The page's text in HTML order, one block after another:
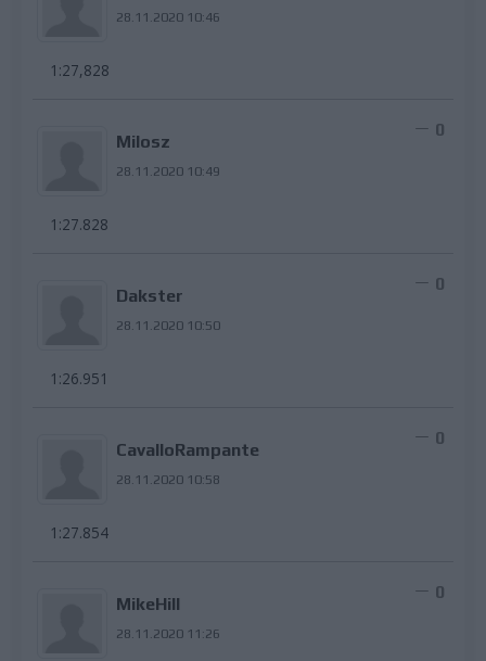
28.11.2020 10:46
1:27,828
Milosz
28.11.2020 10:49
0
1:27.828
Dakster
28.11.2020 10:50
0
1:26.951
CavalloRampante
28.11.2020 10:58
0
1:27.854
MikeHill
28.11.2020 11:26
0